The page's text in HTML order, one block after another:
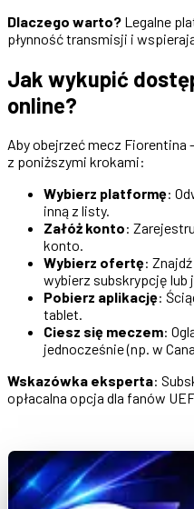
Dlaczego warto? Legalne
płynność transmisji i
Jak wykupić
online?
Aby obejrzeć mecz Fiorentina
z poniższymi krokami:
Wybierz platformę:
inną z listy.
Załóż konto:
konto.
Wybierz ofertę:
wybierz subskrypcję
Pobierz aplikację:
tablet.
Ciesz się meczem:
jednocześnie (np. w
Wskazówka eksperta:
opłacalna opcja dla fanów